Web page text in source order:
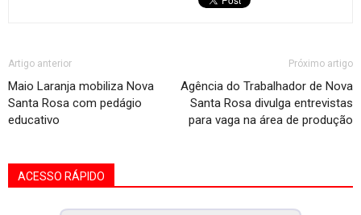
Artigo anterior
Maio Laranja mobiliza Nova
Santa Rosa com pedágio
educativo
Próximo artigo
Agência do Trabalhador de Nova
Santa Rosa divulga entrevistas
para vaga na área de produção
ACESSO RÁPIDO